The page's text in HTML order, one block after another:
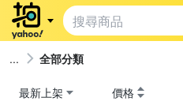
全部分類
最新上架 價格